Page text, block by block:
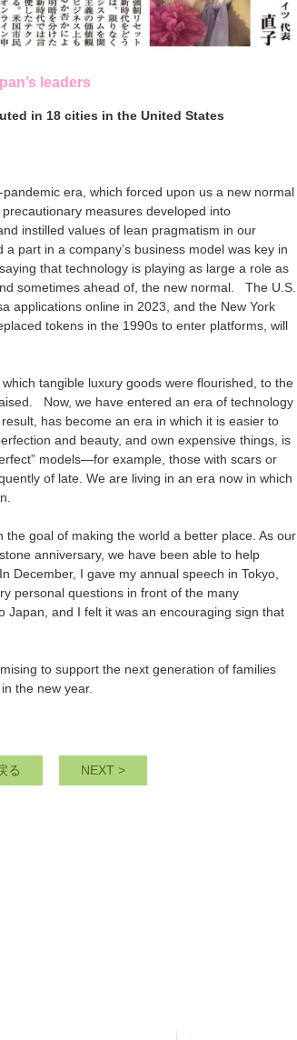
leaders
in 18 cities in the United States
era, which forced upon us a new normal
measures developed into
instilled values of lean pragmatism in our
part in a company’s business model was key in
that technology is playing as large a role as
sometimes ahead of, the new normal. The U.S.
applications online in 2023, and the New York
tokens in the 1990s to enter platforms, will
tangible luxury goods were flourished, to the
Now, we have entered an era of technology
has become an era in which it is easier to
and beauty, and own expensive things, is
models—for example, those with scars or
of late. We are living in an era now in which
goal of making the world a better place. As our
anniversary, we have been able to help
December, I gave my annual speech in Tokyo,
personal questions in front of the many
and I felt it was an encouraging sign that
to support the next generation of families
the new year.
る >